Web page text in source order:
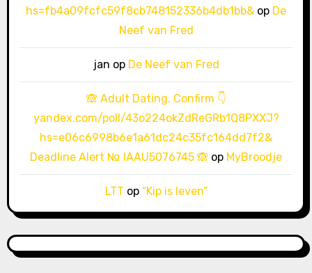
hs=fb4a09fcfc59f8cb748152336b4db1bb& op De
Neef van Fred
jan op De Neef van Fred
🙈 Adult Dating. Confirm 👇
yandex.com/poll/43o224okZdReGRb1Q8PXXJ?
hs=e06c6998b6e1a61dc24c35fc164dd7f2&
Deadline Alert № IAAU5076745 🙈 op MyBroodje
LTT op “Kip is leven”